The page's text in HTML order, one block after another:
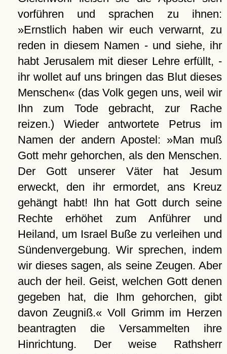
vorführen und sprachen zu ihnen:
»Ernstlich haben wir euch verwarnt, zu
reden in diesem Namen - und siehe, ihr
habt Jerusalem mit dieser Lehre erfüllt, -
ihr wollet auf uns bringen das Blut dieses
Menschen« (das Volk gegen uns, weil wir
Ihn zum Tode gebracht, zur Rache
reizen.) Wieder antwortete Petrus im
Namen der andern Apostel: »Man muß
Gott mehr gehorchen, als den Menschen.
Der Gott unserer Väter hat Jesum
erweckt, den ihr ermordet, ans Kreuz
gehängt habt! Ihn hat Gott durch seine
Rechte erhöhet zum Anführer und
Heiland, um Israel Buße zu verleihen und
Sündenvergebung. Wir sprechen, indem
wir dieses sagen, als seine Zeugen. Aber
auch der heil. Geist, welchen Gott denen
gegeben hat, die Ihm gehorchen, gibt
davon Zeugniß.« Voll Grimm im Herzen
beantragten die Versammelten ihre
Hinrichtung. Der weise Rathsherr